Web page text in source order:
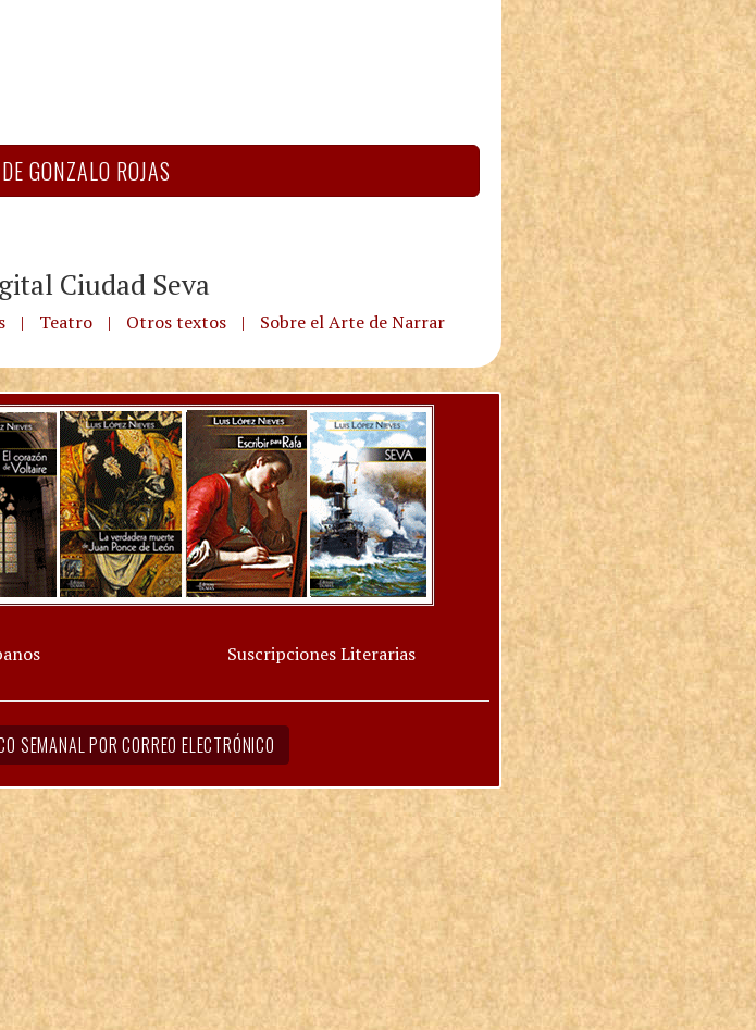
GONZALO ROJAS
Ciudad Seva
| Teatro | Otros textos | Sobre el Arte de Narrar
Suscripciones Literarias
SEMANAL POR CORREO ELECTRÓNICO